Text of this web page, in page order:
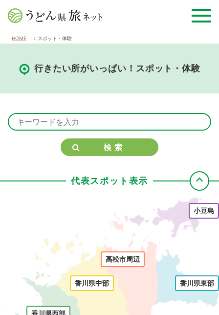
HOME スポット・体験
行きたい所がいっぱい！スポット・体験
検索
代表スポット表示
高松市周辺
香川県東部
香川県中部
香川県西部
小豆島